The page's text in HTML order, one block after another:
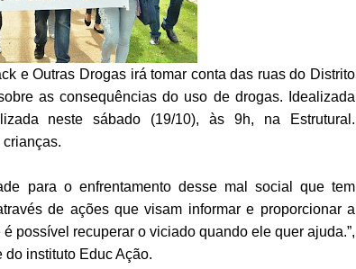
e Outras Drogas irá tomar conta das ruas do Distrito
as consequências do uso de drogas. Idealizada
neste sábado (19/10), às 9h, na Estrutural.
crianças.
para o enfrentamento desse mal social que tem
de ações que visam informar e proporcionar a
possível recuperar o viciado quando ele quer ajuda.”,
instituto Educ Ação.